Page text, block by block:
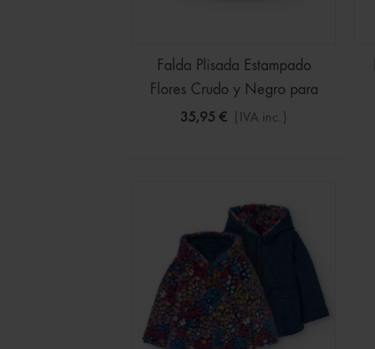
Falda Plisada Estampado
Flores Crudo y Negro para
Niña
35,95 € (IVA inc.)